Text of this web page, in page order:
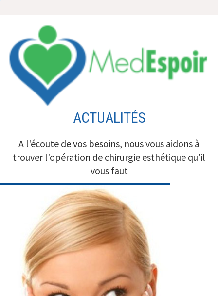
contenu
ACTUALITÉS
A l'écoute de vos besoins, nous vous aidons à
trouver l'opération de chirurgie esthétique qu'il
vous faut